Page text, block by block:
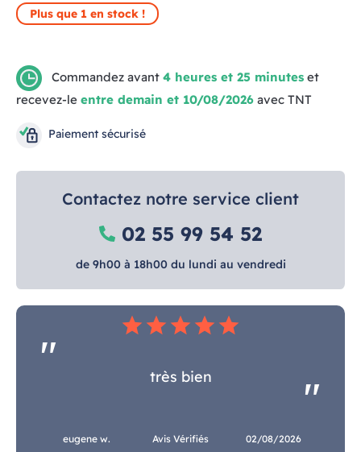
Plus que 1 en stock !
Commandez avant 4 heures et 25 minutes et
recevez-le entre demain et 10/08/2026 avec TNT
Paiement sécurisé
Contactez notre service client
02 55 99 54 52
de 9h00 à 18h00 du lundi au vendredi
star star star star star
très bien
eugene w. Avis Vérifiés 02/08/2026